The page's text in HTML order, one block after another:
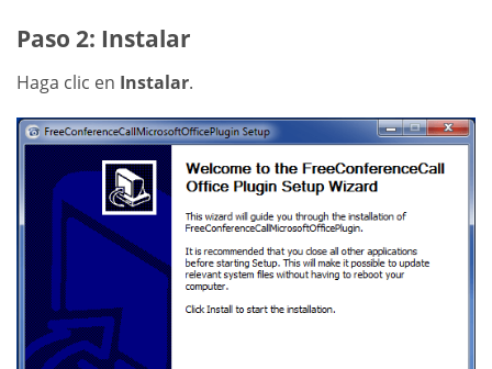
Paso 2: Instalar
Haga clic en Instalar.